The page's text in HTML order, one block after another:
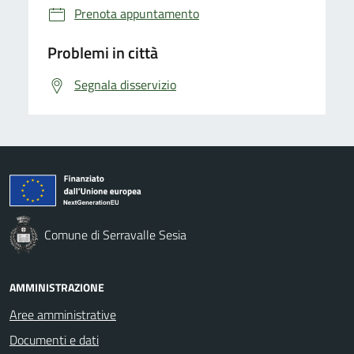
Prenota appuntamento
Problemi in città
Segnala disservizio
Comune di Serravalle Sesia
AMMINISTRAZIONE
Aree amministrative
Documenti e dati